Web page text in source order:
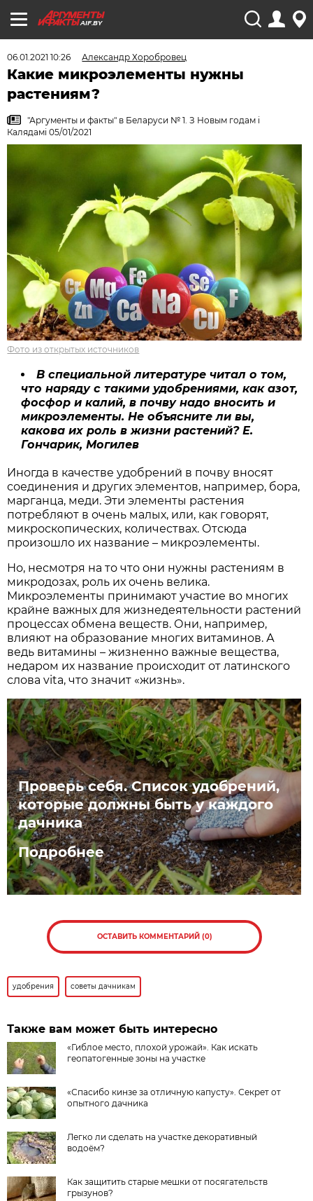
AIF.BY
06.01.2021 10:26 Александр Хоробровец
Какие микроэлементы нужны
растениям?
"Аргументы и факты" в Беларуси № 1. З Новым годам i
Калядамi 05/01/2021
Фото из открытых источников
В специальной литературе читал о том,
что наряду с такими удобрениями, как азот,
фосфор и калий, в почву надо вносить и
микроэлементы. Не объясните ли вы,
какова их роль в жизни растений? Е.
Гончарик, Могилев
Иногда в качестве удобрений в почву вносят
соединения и других элементов, например, бора,
марганца, меди. Эти элементы растения
потребляют в очень малых, или, как говорят,
микроскопических, количествах. Отсюда
произошло их название – микроэлементы.
Но, несмотря на то что они нужны растениям в
микродозах, роль их очень велика.
Микроэлементы принимают участие во многих
крайне важных для жизнедеятельности растений
процессах обмена веществ. Они, например,
влияют на образование многих витаминов. А
ведь витамины – жизненно важные вещества,
недаром их название происходит от латинского
слова vita, что значит «жизнь».
Проверь себя. Список удобрений,
которые должны быть у каждого
дачника
Подробнее
ОСТАВИТЬ КОММЕНТАРИЙ (0)
удобрения советы дачникам
Также вам может быть интересно
«Гиблое место, плохой урожай». Как искать
геопатогенные зоны на участке
«Спасибо кинзе за отличную капусту». Секрет от
опытного дачника
Легко ли сделать на участке декоративный
водоём?
Как защитить старые мешки от посягательств
грызунов?